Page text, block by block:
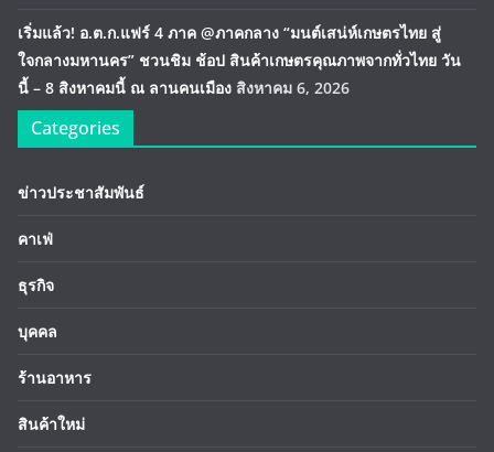
เริ่มแล้ว! อ.ต.ก.แฟร์ 4 ภาค @ภาคกลาง “มนต์เสน่ห์เกษตรไทย สู่
ใจกลางมหานคร” ชวนชิม ช้อป สินค้าเกษตรคุณภาพจากทั่วไทย วัน
นี้ – 8 สิงหาคมนี้ ณ ลานคนเมือง สิงหาคม 6, 2026
Categories
ข่าวประชาสัมพันธ์
คาเฟ่
ธุรกิจ
บุคคล
ร้านอาหาร
สินค้าใหม่